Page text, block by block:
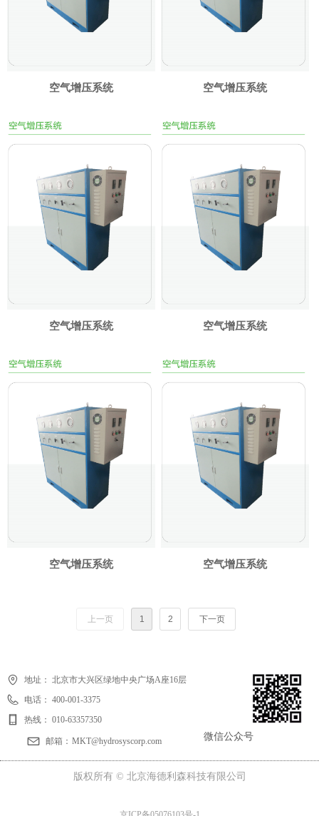
空气增压系统 空气增压系统
空气增压系统 空气增压系统
空气增压系统 空气增压系统
上一页 1 2 下一页
地址： 北京市大兴区绿地中央广场A座16层
电话： 400-001-3375
热线： 010-63357350
邮箱： MKT@hydrosyscorp.com 微信公众号
版权所有 © 北京海德利森科技有限公司